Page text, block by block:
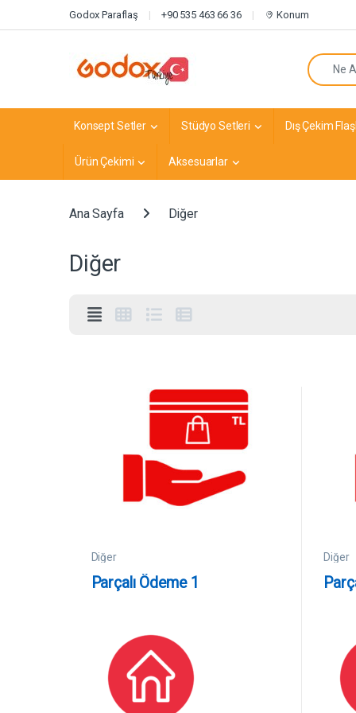
Godox Paraflaş +90 535 463 66 36 Konum
Arayın:
Konsept Setler Stüdyo Setleri Dış Çekim
Ürün Çekimi Aksesuarlar
Ana Sayfa Diğer
Diğer
Diğer
Parçalı Ödeme 1
Diğer